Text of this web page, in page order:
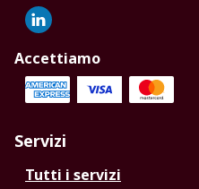
Accettiamo
Servizi
Tutti i servizi